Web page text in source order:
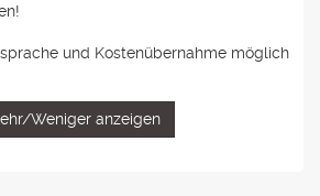
und Kostenübernahme möglich
Weniger anzeigen